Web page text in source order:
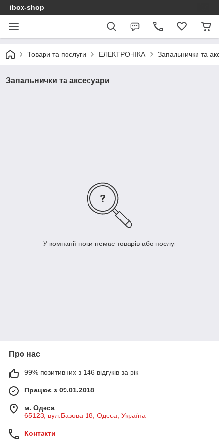
ibox-shop
Товари та послуги ЕЛЕКТРОНІКА Запальнички та
Запальнички та аксесуари
У компанії поки немає товарів або послуг
Про нас
99% позитивних з 146 відгуків за рік
Працює з 09.01.2018
м. Одеса
65123, вул.Базова 18, Одеса, Україна
Контакти